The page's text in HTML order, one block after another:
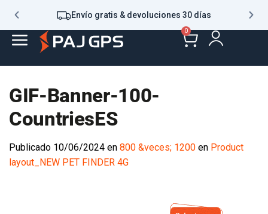
Envío gratis & devoluciones 30 días
0
GIF-Banner-100-
CountriesES
Publicado 10/06/2024 en 800 &veces; 1200 en Product
layout_NEW PET FINDER 4G